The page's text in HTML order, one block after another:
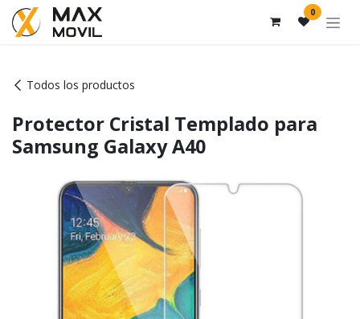
Ir al contenido 0
Todos los productos
Protector Cristal Templado para
Samsung Galaxy A40